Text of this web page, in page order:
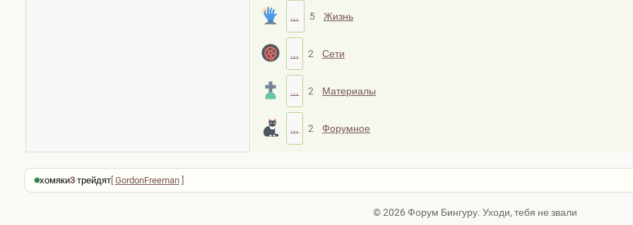
... 5 Жизнь
... 2 Сети
... 2 Материалы
... 2 Форумное
хомяки3·трейдят[ GordonFreeman]
© 2026 Форум Бингуру. Уходи, тебя не звали